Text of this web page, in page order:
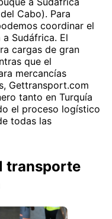
Cabo). Para
coordinar el
Sudáfrica. El
cargas de gran
que el
mercancías
Gettransport.com
tanto en Turquía
el proceso logístico
todas las
transporte